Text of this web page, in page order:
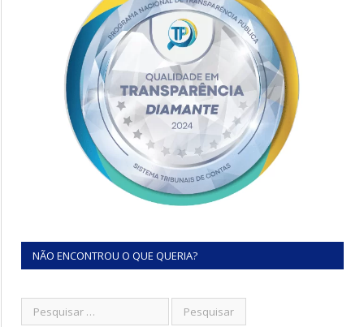
NÃO ENCONTROU O QUE QUERIA?